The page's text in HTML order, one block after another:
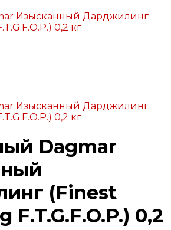
Изысканный Дарджилинг
0,2 кг
Изысканный Дарджилинг
0,2 кг
Dagmar
(Finest
F.T.G.F.O.P.) 0,2